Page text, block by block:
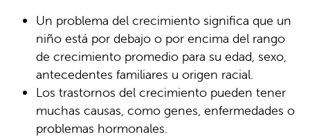
Un problema del crecimiento significa que un
niño está por debajo o por encima del rango
de crecimiento promedio para su edad, sexo,
antecedentes familiares u origen racial.
Los trastornos del crecimiento pueden tener
muchas causas, como genes, enfermedades o
problemas hormonales.